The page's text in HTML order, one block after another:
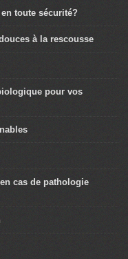
toute sécurité?
à la rescousse
pour vos
cas de pathologie